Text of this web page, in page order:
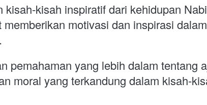
kisah-kisah inspiratif dari kehidupan
memberikan motivasi dan inspirasi
pemahaman yang lebih dalam tentang
moral yang terkandung dalam kisah-